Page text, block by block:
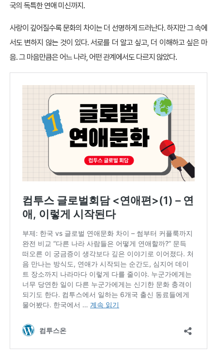
국의 독특한 연애 미신까지.
사랑이 깊어질수록 문화의 차이는 더 선명하게 드러난다. 하지만 그 속에
서도 변하지 않는 것이 있다. 서로를 더 알고 싶고, 더 이해하고 싶은 마
음. 그 마음만큼은 어느 나라, 어떤 관계에서도 다르지 않았다.